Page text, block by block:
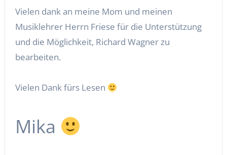
Vielen dank an meine Mom und meinen
Musiklehrer Herrn Friese für die Unterstützung
und die Möglichkeit, Richard Wagner zu
bearbeiten.
Vielen Dank fürs Lesen
Mika